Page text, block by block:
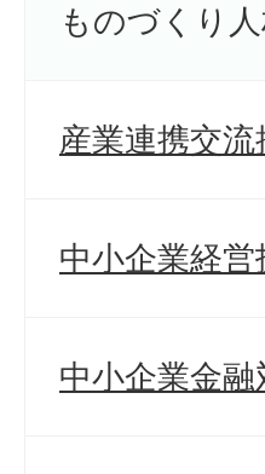
ものづくり
産業連携交
中小企業経
中小企業金